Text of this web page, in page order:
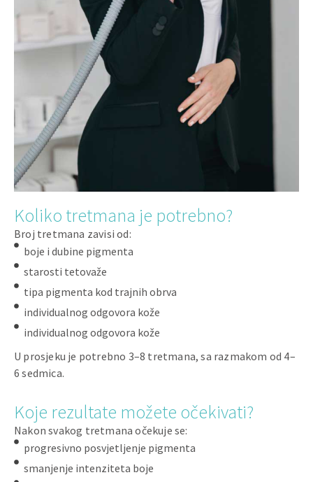
Koliko tretmana je potrebno?
Broj tretmana zavisi od:
boje i dubine pigmenta
starosti tetovaže
tipa pigmenta kod trajnih obrva
individualnog odgovora kože
individualnog odgovora kože
U prosjeku je potrebno 3–8 tretmana, sa razmakom od 4–
6 sedmica.
Koje rezultate možete očekivati?
Nakon svakog tretmana očekuje se:
progresivno posvjetljenje pigmenta
smanjenje intenziteta boje